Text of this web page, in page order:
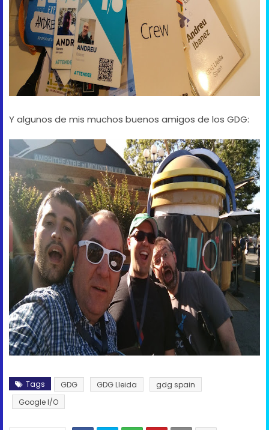
Y algunos de mis muchos buenos amigos de los GDG:
Tags GDG GDG Lleida
gdg spain
Google I/O